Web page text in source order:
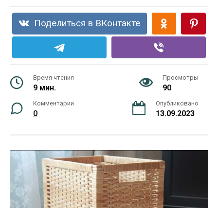
Поделиться в ВКонтакте
Время чтения
9 мин.
Просмотры
90
Комментарии
0
Опубликовано
13.09.2023